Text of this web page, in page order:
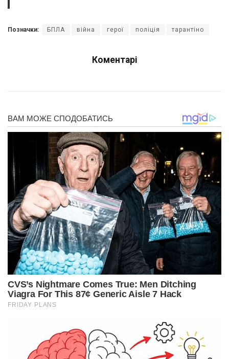
Позначки: БПЛА війна герої поліція тарантіно
Коментарі